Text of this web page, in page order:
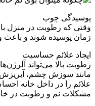
پوسیدگی چوب
وقتی که رطوبت در منزل
زمان پوسیده شوند و باعث
ایجاد علائم حساسیت
رطوبت بالا می‌تواند
مانند سوزش چشم، آبریزش
علائم را در داخل خانه
مشکلات نم و رطوبت در